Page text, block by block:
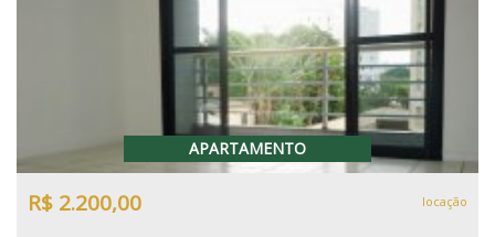
APARTAMENTO
R$ 2.200,00 locação